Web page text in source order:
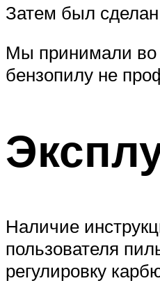
Затем был
Мы принимали во
бензопилу не
Наличие
пользователя
регулировку